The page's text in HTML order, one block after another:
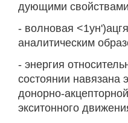
дующими
- волновая
аналитическим
- энергия
состоянии навязана
донорно-
экситонного